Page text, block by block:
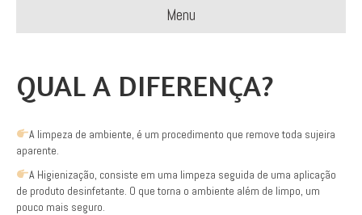
Menu
QUAL A DIFERENÇA?
A limpeza de ambiente, é um procedimento que remove toda sujeira
aparente.
A Higienização, consiste em uma limpeza seguida de uma aplicação
de produto desinfetante. O que torna o ambiente além de limpo, um
pouco mais seguro.